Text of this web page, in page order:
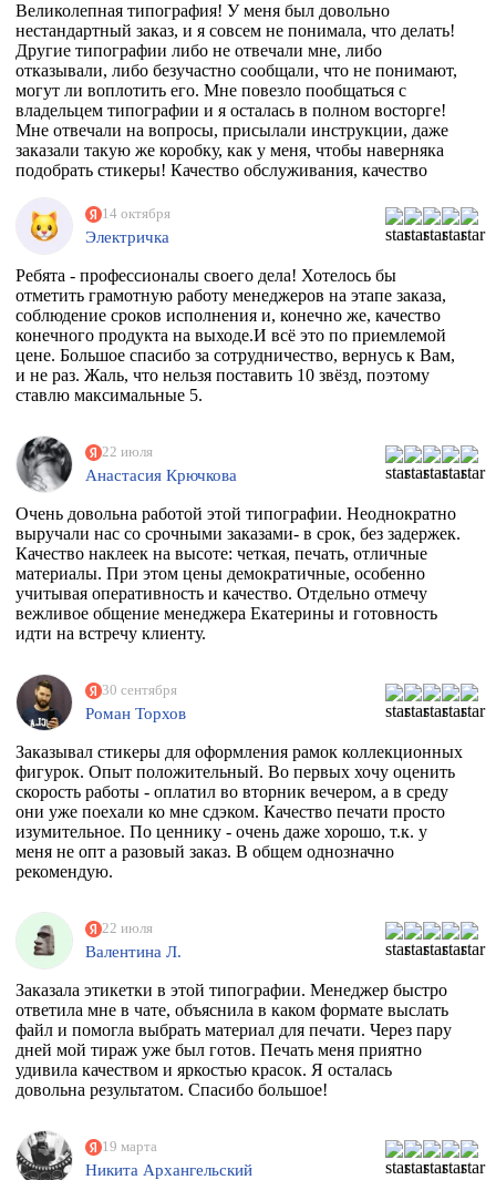
Великолепная типография! У меня был довольно
нестандартный заказ, и я совсем не понимала, что делать!
Другие типографии либо не отвечали мне, либо
отказывали, либо безучастно сообщали, что не понимают,
могут ли воплотить его. Мне повезло пообщаться с
владельцем типографии и я осталась в полном восторге!
Мне отвечали на вопросы, присылали инструкции, даже
заказали такую же коробку, как у меня, чтобы наверняка
подобрать стикеры! Качество обслуживания, качество
14 октября
Электричка
Ребята - профессионалы своего дела! Хотелось бы
отметить грамотную работу менеджеров на этапе заказа,
соблюдение сроков исполнения и, конечно же, качество
конечного продукта на выходе.И всё это по приемлемой
цене. Большое спасибо за сотрудничество, вернусь к Вам,
и не раз. Жаль, что нельзя поставить 10 звёзд, поэтому
ставлю максимальные 5.
22 июля
Анастасия Крючкова
Очень довольна работой этой типографии. Неоднократно
выручали нас со срочными заказами- в срок, без задержек.
Качество наклеек на высоте: четкая, печать, отличные
материалы. При этом цены демократичные, особенно
учитывая оперативность и качество. Отдельно отмечу
вежливое общение менеджера Екатерины и готовность
идти на встречу клиенту.
30 сентября
Роман Торхов
Заказывал стикеры для оформления рамок коллекционных
фигурок. Опыт положительный. Во первых хочу оценить
скорость работы - оплатил во вторник вечером, а в среду
они уже поехали ко мне сдэком. Качество печати просто
изумительное. По ценнику - очень даже хорошо, т.к. у
меня не опт а разовый заказ. В общем однозначно
рекомендую.
22 июля
Валентина Л.
Заказала этикетки в этой типографии. Менеджер быстро
ответила мне в чате, объяснила в каком формате выслать
файл и помогла выбрать материал для печати. Через пару
дней мой тираж уже был готов. Печать меня приятно
удивила качеством и яркостью красок. Я осталась
довольна результатом. Спасибо большое!
19 марта
Никита Архангельский